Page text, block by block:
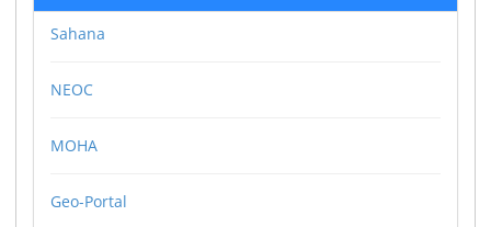
Sahana
NEOC
MOHA
Geo-Portal